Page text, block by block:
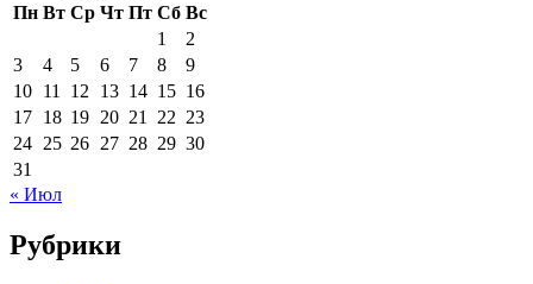
Пн Вт Ср Чт Пт Сб Вс
1
2
3
4 5 6 7 8
9
10 11 12 13 14 15 16
17 18 19 20 21 22 23
24 25 26 27 28 29 30
31
« Июл
Рубрики